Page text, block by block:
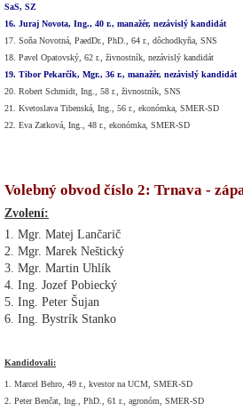
SaS, SZ
16. Juraj Novota, Ing., 40 r., manažér, nezávislý kandidát
17. Soňa Novotná, PaedDr., PhD., 64 r., dôchodkyňa, SNS
18. Pavel Opatovský, 62 r., živnostník, nezávislý kandidát
19. Tibor Pekarčík, Mgr., 36 r., manažér, nezávislý kandidát
20. Robert Schmidt, Ing., 58 r., živnostník, SNS
21. Kvetoslava Tibenská, Ing., 56 r., ekonómka, SMER-SD
22. Eva Zatková, Ing., 48 r., ekonómka, SMER-SD
Volebný obvod číslo 2: Trnava -
Zvolení:
1. Mgr. Matej Lančarič
2. Mgr. Marek Neštický
3. Mgr. Martin Uhlík
4. Ing. Jozef Pobiecký
5. Ing. Peter Šujan
6. Ing. Bystrík Stanko
Kandidovali:
1. Marcel Behro, 49 r., kvestor na UCM, SMER-SD
2. Peter Benčat, Ing., PhD., 61 r., agronóm, SMER-SD